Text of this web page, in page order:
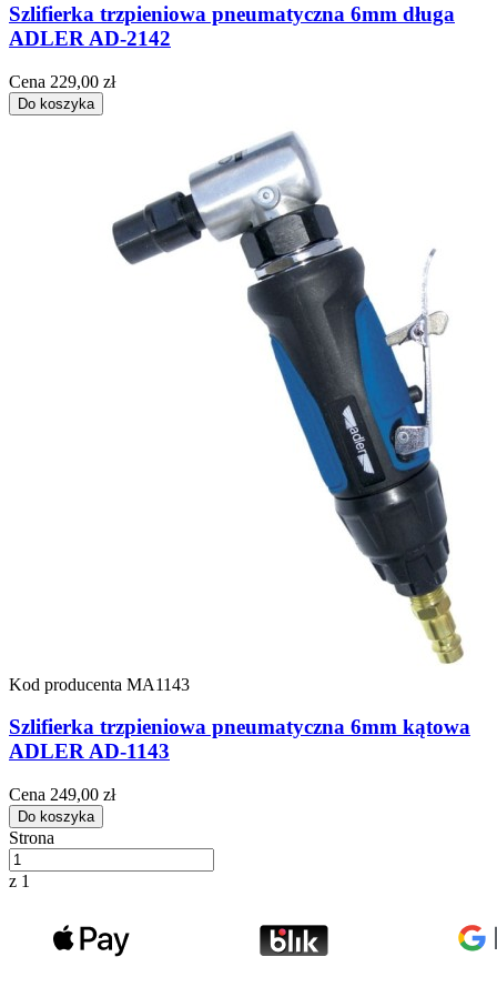
Szlifierka trzpieniowa pneumatyczna 6mm długa
ADLER AD-2142
Cena 229,00 zł
Do koszyka
Kod producenta MA1143
Szlifierka trzpieniowa pneumatyczna 6mm kątowa
ADLER AD-1143
Cena 249,00 zł
Do koszyka
Strona
z 1